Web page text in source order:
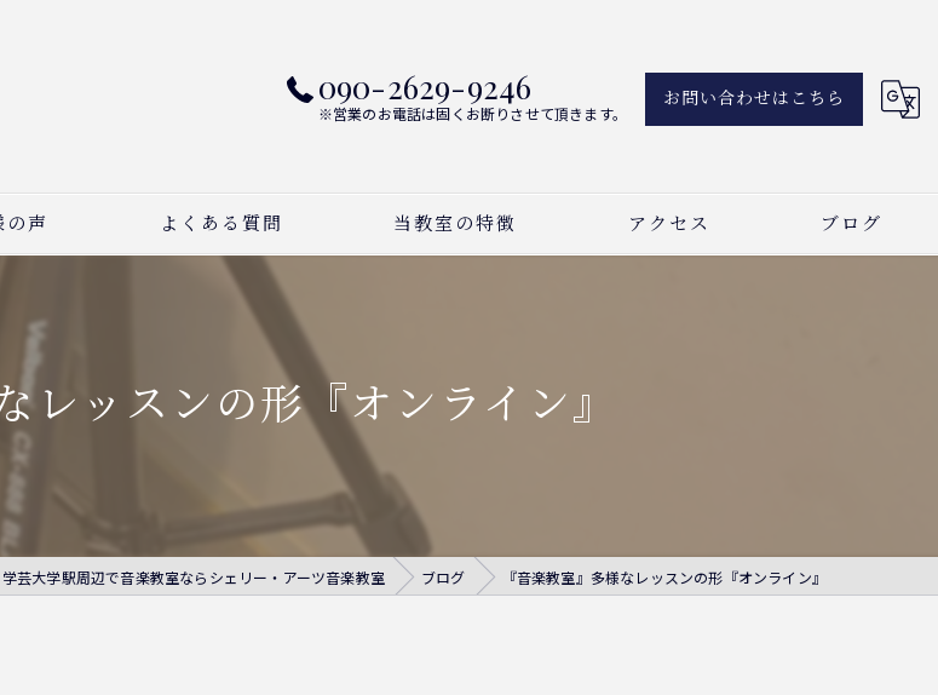
090-2629-9246
※営業のお電話は固くお断りさせて頂きます。
お問い合わせはこちら
の声 よくある質問 当教室の特徴
作曲
習い事
アクセス ブログ
レッスンの形『オンライン』
学芸大学駅周辺で音楽教室ならシェリー・アーツ音楽教室 ブログ 『音楽教室』多様なレッスンの形『オンライン』